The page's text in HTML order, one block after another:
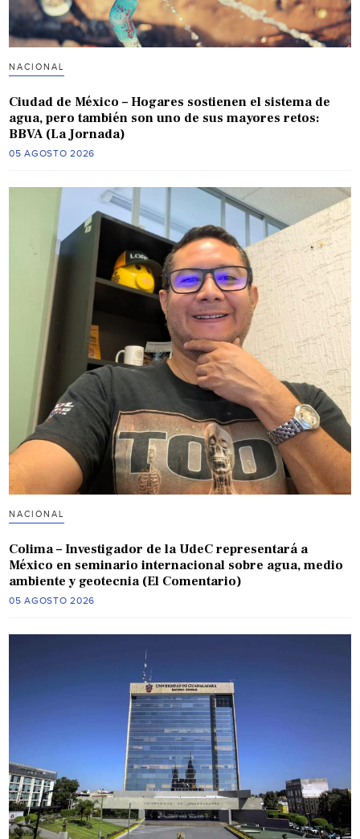
NACIONAL
Ciudad de México – Hogares sostienen el sistema de
agua, pero también son uno de sus mayores retos:
BBVA (La Jornada)
05 AGOSTO 2026
NACIONAL
Colima – Investigador de la UdeC representará a
México en seminario internacional sobre agua, medio
ambiente y geotecnia (El Comentario)
05 AGOSTO 2026